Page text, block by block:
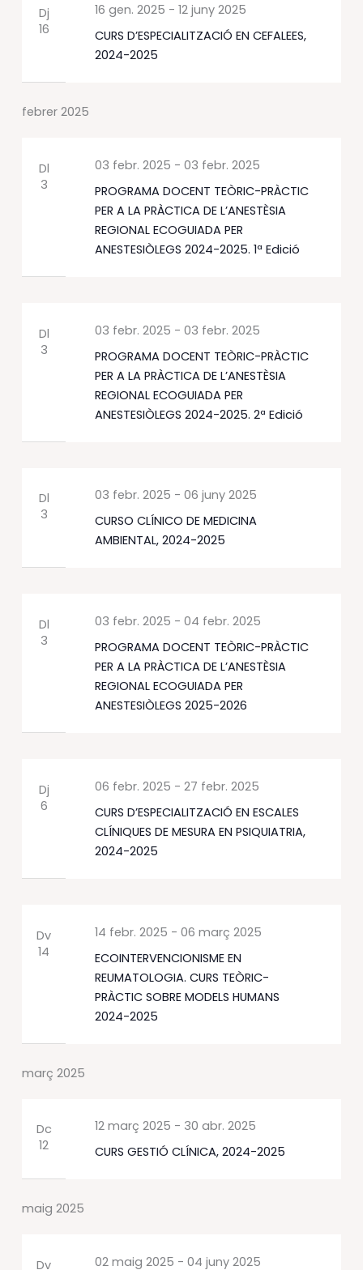
Dj
16
CURS D’ESPECIALITZACIÓ EN CEFALEES,
2024-2025
16 gen. 2025 - 12 juny 2025
febrer 2025
Dl
3
PROGRAMA DOCENT TEÒRIC-PRÀCTIC
PER A LA PRÀCTICA DE L’ANESTÈSIA
REGIONAL ECOGUIADA PER
ANESTESIÒLEGS 2024-2025. 1ª Edició
03 febr. 2025 - 03 febr. 2025
Dl
3
PROGRAMA DOCENT TEÒRIC-PRÀCTIC
PER A LA PRÀCTICA DE L’ANESTÈSIA
REGIONAL ECOGUIADA PER
ANESTESIÒLEGS 2024-2025. 2ª Edició
03 febr. 2025 - 03 febr. 2025
Dl
3
CURSO CLÍNICO DE MEDICINA
AMBIENTAL, 2024-2025
03 febr. 2025 - 06 juny 2025
Dl
3
PROGRAMA DOCENT TEÒRIC-PRÀCTIC
PER A LA PRÀCTICA DE L’ANESTÈSIA
REGIONAL ECOGUIADA PER
ANESTESIÒLEGS 2025-2026
03 febr. 2025 - 04 febr. 2025
Dj
6
CURS D’ESPECIALITZACIÓ EN ESCALES
CLÍNIQUES DE MESURA EN PSIQUIATRIA,
2024-2025
06 febr. 2025 - 27 febr. 2025
Dv
14
ECOINTERVENCIONISME EN
REUMATOLOGIA. CURS TEÒRIC-
PRÀCTIC SOBRE MODELS HUMANS
2024-2025
14 febr. 2025 - 06 març 2025
març 2025
Dc
12
CURS GESTIÓ CLÍNICA, 2024-2025
12 març 2025 - 30 abr. 2025
maig 2025
Dv 02 maig 2025 - 04 juny 2025